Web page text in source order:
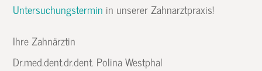
Untersuchungstermin in unserer Zahnarztpraxis!
Ihre Zahnärztin
Dr.med.dent.dr.dent. Polina Westphal